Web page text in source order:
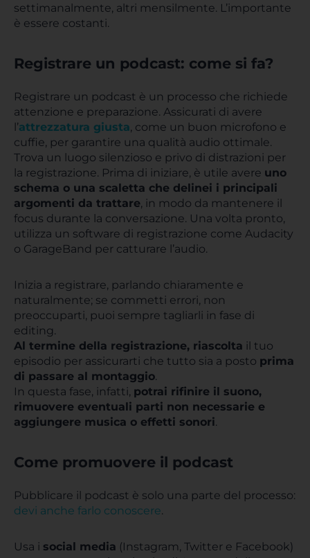
settimanalmente, altri mensilmente. L’importante
è essere costanti.
Registrare un podcast: come si fa?
Registrare un podcast è un processo che richiede
attenzione e preparazione. Assicurati di avere
l’attrezzatura giusta, come un buon microfono e
cuffie, per garantire una qualità audio ottimale.
Trova un luogo silenzioso e privo di distrazioni per
la registrazione. Prima di iniziare, è utile avere uno
schema o una scaletta che delinei i principali
argomenti da trattare, in modo da mantenere il
focus durante la conversazione. Una volta pronto,
utilizza un software di registrazione come Audacity
o GarageBand per catturare l’audio.
Inizia a registrare, parlando chiaramente e
naturalmente; se commetti errori, non
preoccuparti, puoi sempre tagliarli in fase di
editing.
Al termine della registrazione, riascolta il tuo
episodio per assicurarti che tutto sia a posto prima
di passare al montaggio.
In questa fase, infatti, potrai rifinire il suono,
rimuovere eventuali parti non necessarie e
aggiungere musica o effetti sonori.
Come promuovere il podcast
Pubblicare il podcast è solo una parte del processo:
devi anche farlo conoscere.
Usa i social media (Instagram, Twitter e Facebook)